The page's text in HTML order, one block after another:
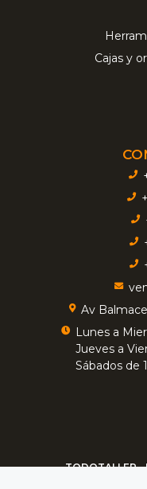
Cajas y
Av
Lunes a
Jueves a
Sábados de
TODOTALLER